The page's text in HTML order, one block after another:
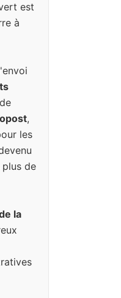
est
à
,
les
plus de
la